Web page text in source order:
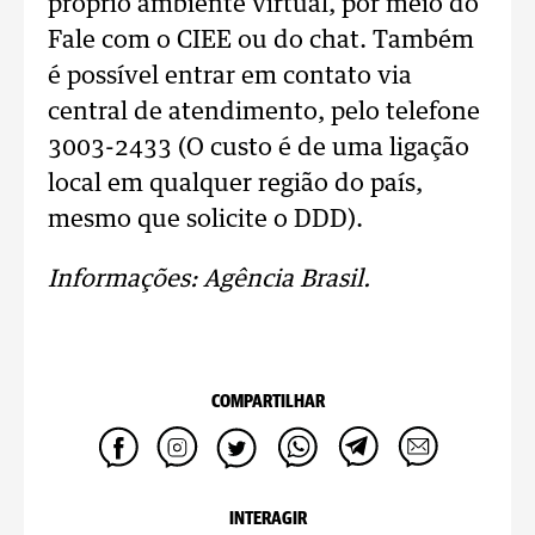
próprio ambiente virtual, por meio do
Fale com o CIEE ou do chat. Também
é possível entrar em contato via
central de atendimento, pelo telefone
3003-2433 (O custo é de uma ligação
local em qualquer região do país,
mesmo que solicite o DDD).
Informações: Agência Brasil.
COMPARTILHAR
INTERAGIR